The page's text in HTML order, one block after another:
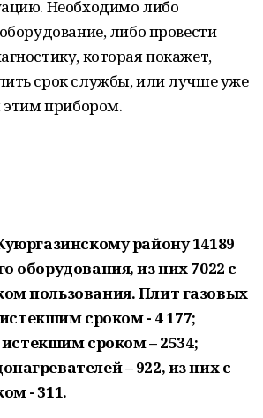
Необходимо либо
либо провести
которая покажет,
срок службы, или лучше уже
этим прибором.
району 14189
оборудования, из них 7022 с
пользования. Плит газовых
истекшим сроком - 4 177;
истекшим сроком – 2534;
– 922, из них с
- 311.